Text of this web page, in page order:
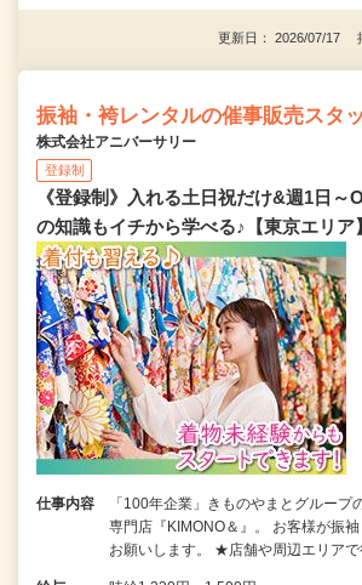
更新日： 2026/07/17
振袖・袴レンタルの催事販売スタ
株式会社アニバーサリー
登録制
《登録制》入れる土日祝だけ&週1日～
の知識もイチから学べる♪【東京エリア】
仕事内容
「100年企業」きものやまとグループ
専門店『KIMONO＆』。 お客様が振
お願いします。 ★店舗や周辺エリア